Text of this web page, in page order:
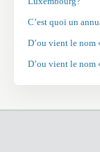
C’est quoi un
D’ou vient le nom
D’ou vient le nom